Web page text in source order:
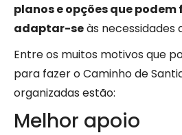
planos e opções que
adaptar-seàs necessidades
Entre os muitos motivos que
para fazer o Caminho de
organizadas estão:
Melhor apoio